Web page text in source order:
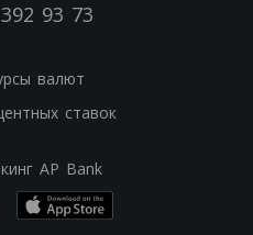
93 73
валют
ставок
AP Bank